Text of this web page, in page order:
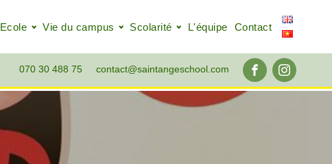
Ecole Vie du campus Scolarité L'équipe Contact
070 30 488 75 contact@saintangeschool.com